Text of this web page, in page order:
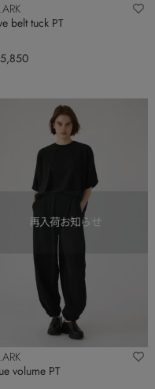
belt tuck PT
volume PT